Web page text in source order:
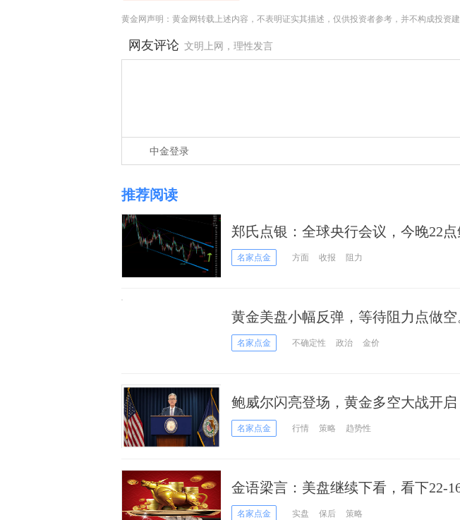
黄金网声明：黄金网转载上述内容，不表明证实其描述，仅供投资者参考，并不构成投资
网友评论 文明上网，理性发言
中金登录
推荐阅读
郑氏点银：全球央行会议，今晚22
名家点金 方面 收报 阻力
黄金美盘小幅反弹，等待阻力点做空
名家点金 不确定性 政治 金价
鲍威尔闪亮登场，黄金多空大战开启
名家点金 行情 策略 趋势性
金语梁言：美盘继续下看，看下22-
尝试
名家点金 实盘 保后 策略